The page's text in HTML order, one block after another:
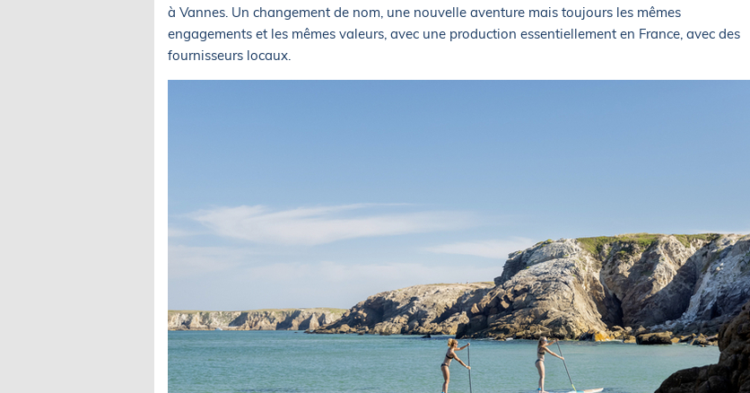
à Vannes. Un changement de nom, une nouvelle aventure mais toujours les mêmes
engagements et les mêmes valeurs, avec une production essentiellement en France, avec des
fournisseurs locaux.